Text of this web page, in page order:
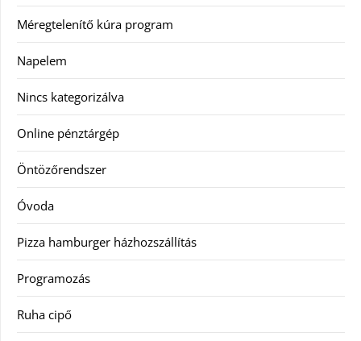
Méregtelenítő kúra program
Napelem
Nincs kategorizálva
Online pénztárgép
Öntözőrendszer
Óvoda
Pizza hamburger házhozszállítás
Programozás
Ruha cipő